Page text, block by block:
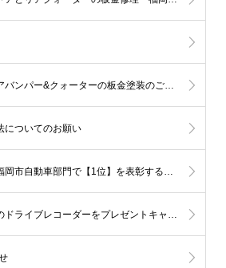
インプレッサ-ドア&リアバンパー&クォーターの板金塗装のご依頼 福岡市早良区Ｋ様
についてのお願い